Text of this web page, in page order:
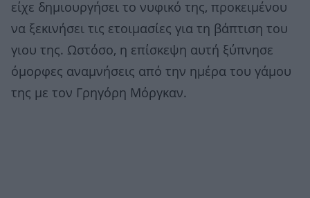
είχε δημιουργήσει το νυφικό της, προκειμένου
να ξεκινήσει τις ετοιμασίες για τη βάπτιση του
γιου της. Ωστόσο, η επίσκεψη αυτή ξύπνησε
όμορφες αναμνήσεις από την ημέρα του γάμου
της με τον Γρηγόρη Μόργκαν.